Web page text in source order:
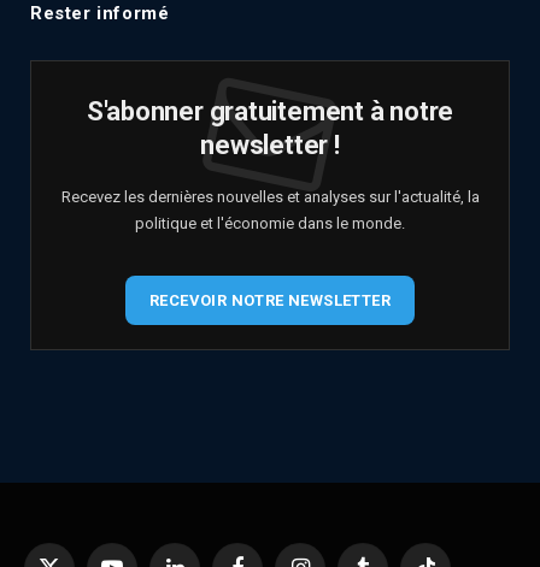
Rester informé
S'abonner gratuitement à notre
newsletter !
Recevez les dernières nouvelles et analyses sur l'actualité, la
politique et l'économie dans le monde.
RECEVOIR NOTRE NEWSLETTER